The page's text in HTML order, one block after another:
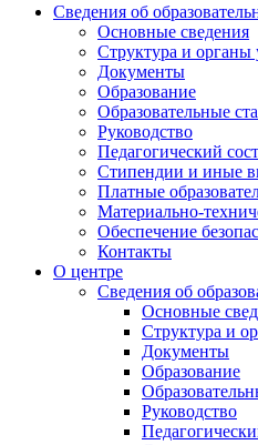
Сведения об
Основные сведения
Структура и органы
Документы
Образование
Образовательные
Руководство
Педагогический
Стипендии и иные
Платные
Материально-
Обеспечение
Контакты
О центре
Сведения об
Основные
Структура и
Документы
Образование
Руководство